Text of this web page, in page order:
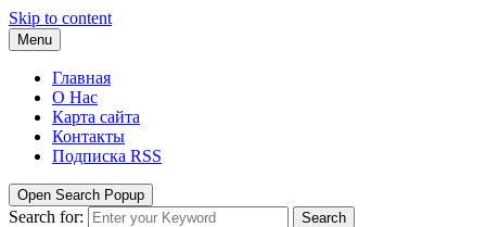
Skip to content
Menu
Главная
О Нас
Карта сайта
Контакты
Подписка RSS
Open Search Popup
Search for:
Search